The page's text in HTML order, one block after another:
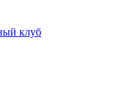
клуб